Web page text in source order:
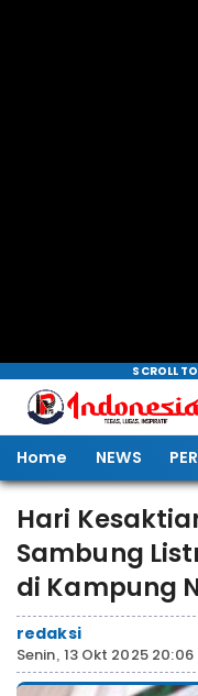
SCROLL
Home NEWS
Hari
Sambung
di Kampung
redaksi
Senin, 13 Okt 2025 20:06